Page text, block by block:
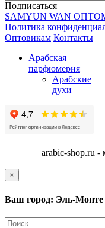
Подписаться
SAMYUN WAN
Политика
Оптовикам Контакты
Арабская
парфюмерия
Арабские
духи
arabic-shop.ru -
×
Ваш город: Эль-Монте